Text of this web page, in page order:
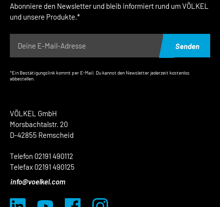
VÖLKEL GmbH
Morsbachtalstr. 20
D-42855 Remscheid
Telefon 02191 490112
Telefax 02191 490125
info@voelkel.com
Abonniere den Newsletter und bleib informiert rund um VÖLKEL
und unsere Produkte.*
Senden
*Ein Bestätigungslink kommt per E-Mail. Du kannst den Newsletter jederzeit kostenlos
abbestellen.